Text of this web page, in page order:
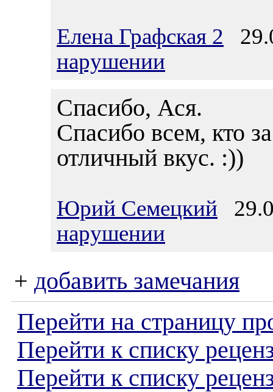
Елена Графская 2
нарушении
Спасибо, Ася.
Спасибо всем, кто
отличный вкус. :))
Юрий Семецкий
нарушении
+ добавить замечания
Перейти на страницу
Перейти к списку
Перейти к списку